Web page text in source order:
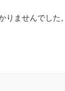
りませんでした。